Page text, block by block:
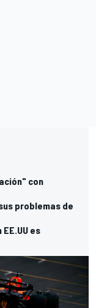
con
problemas de
es